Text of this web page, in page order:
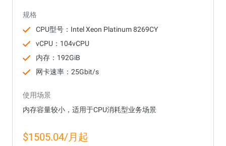
规格
CPU型号：Intel Xeon Platinum 8269CY
vCPU：104vCPU
内存：192GiB
网卡速率：25Gbit/s
使用场景
内存容量较小，适用于CPU消耗型业务场景
$1505.04/月起